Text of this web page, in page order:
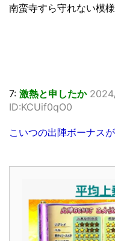
南蛮寺すら守れない模様
7: 激熱と申したか
ID:KCUif0qO0
こいつの出陣ボーナス